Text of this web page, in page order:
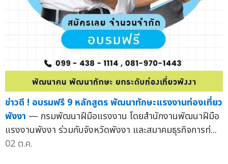
ข่าวดี ! อบรมฟรี 9 หลักสูตร พัฒนาทักษะแรงงานท่องเที่ยว
พังงา — กรมพัฒนาฝีมือแรงงาน โดยสำนักงานพัฒนาฝีมือ
แรงงานพังงา ร่วมกับจังหวัดพังงา และสมาคมธุรกิจการท่...
02 ต.ค.